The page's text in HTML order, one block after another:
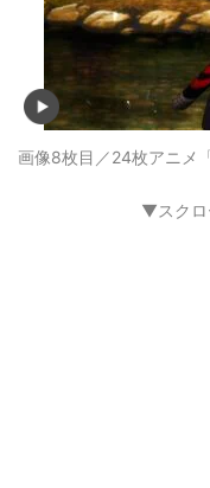
画像8枚目／24枚アニメ
▼スクロ